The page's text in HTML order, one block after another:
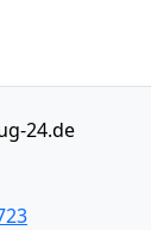
24.de